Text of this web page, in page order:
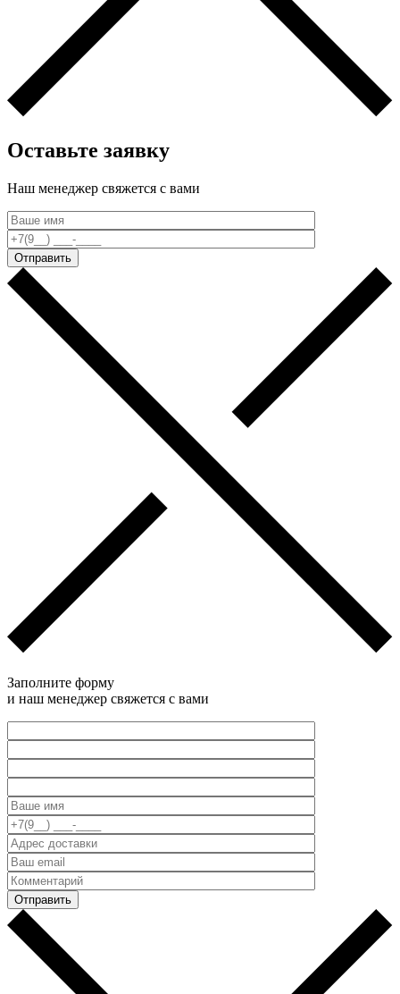
Оставьте заявку
Наш менеджер свяжется c вами
Заполните форму
и наш менеджер свяжется с вами